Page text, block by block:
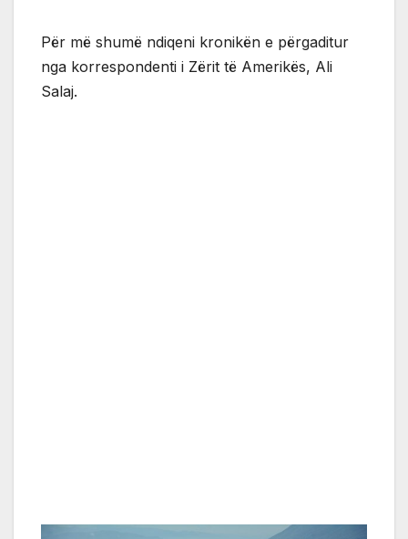
Për më shumë ndiqeni kronikën e përgaditur
nga korrespondenti i Zërit të Amerikës, Ali
Salaj.